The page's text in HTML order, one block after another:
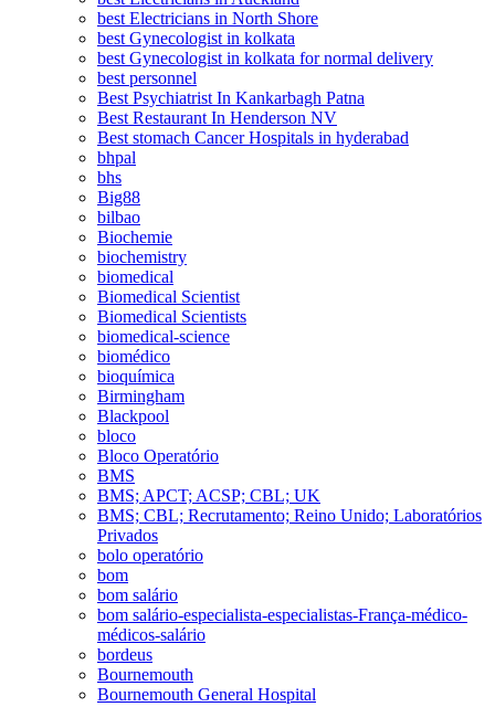
best Electricians in North Shore
best Gynecologist in kolkata
best Gynecologist in kolkata for normal delivery
best personnel
Best Psychiatrist In Kankarbagh Patna
Best Restaurant In Henderson NV
Best stomach Cancer Hospitals in hyderabad
bhpal
bhs
Big88
bilbao
Biochemie
biochemistry
biomedical
Biomedical Scientist
Biomedical Scientists
biomedical-science
biomédico
bioquímica
Birmingham
Blackpool
bloco
Bloco Operatório
BMS
BMS; APCT; ACSP; CBL; UK
BMS; CBL; Recrutamento; Reino Unido; Laboratórios
Privados
bolo operatório
bom
bom salário
bom salário-especialista-especialistas-França-médico-
médicos-salário
bordeus
Bournemouth
Bournemouth General Hospital